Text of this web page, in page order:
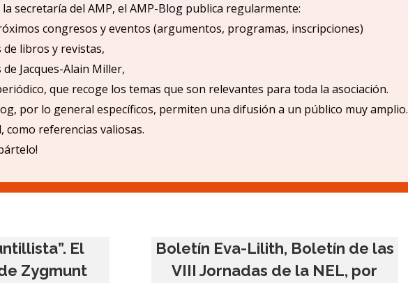
secretaría del AMP, el AMP-Blog publica regularmente:
congresos y eventos (argumentos, programas, inscripciones)
de libros y revistas,
Jacques-Alain Miller,
que recoge los temas que son relevantes para toda la asociación.
por lo general específicos, permiten una difusión a un público muy amplio.
como referencias valiosas.
rtelo!
El
Zygmunt
Boletín Eva-Lilith, Boletín de las
VIII Jornadas de la NEL, por